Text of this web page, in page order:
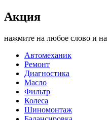
Акция
нажмите на любое слово и
Автомеханик
Ремонт
Диагностика
Масло
Фильтр
Колеса
Шиномонтаж